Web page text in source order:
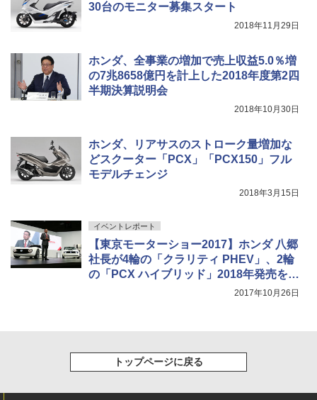
30台のモニター募集スタート
2018年11月29日
ホンダ、全事業の増加で売上収益5.0％増
の7兆8658億円を計上した2018年度第2四
半期決算説明会
2018年10月30日
ホンダ、リアサスのストローク量増加な
どスクーター「PCX」「PCX150」フル
モデルチェンジ
2018年3月15日
イベントレポート
【東京モーターショー2017】ホンダ 八郷
社長が4輪の「クラリティ PHEV」、2輪
の「PCX ハイブリッド」2018年発売を告
2017年10月26日
トップページに戻る